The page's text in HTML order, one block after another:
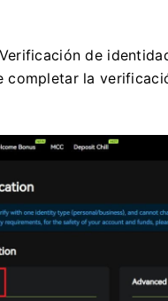
de
completar la